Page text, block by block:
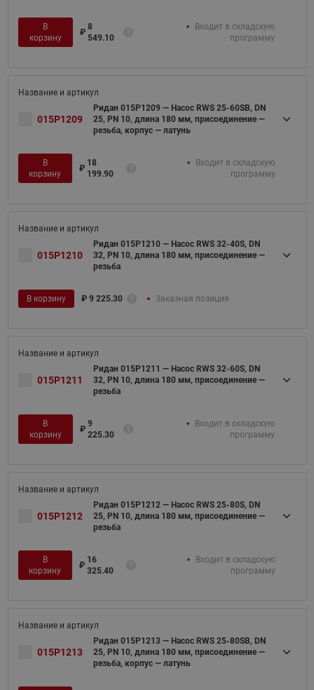
В
корзину
₽
8
549.10
Входит в складскую
программу
015P1209
Ридан 015P1209 — Насос RWS 25-60SB, DN
25, PN 10, длина 180 мм, присоединение —
резьба, корпус — латунь
В
корзину
₽
18
199.90
Входит в складскую
программу
015P1210
Ридан 015P1210 — Насос RWS 32-40S, DN
32, PN 10, длина 180 мм, присоединение —
резьба
В корзину ₽ 9 225.30 Заказная позиция
015P1211
Ридан 015P1211 — Насос RWS 32-60S, DN
32, PN 10, длина 180 мм, присоединение —
резьба
В
корзину
₽
9
225.30
Входит в складскую
программу
015P1212
Ридан 015P1212 — Насос RWS 25-80S, DN
25, PN 10, длина 180 мм, присоединение —
резьба
В
корзину
₽
16
325.40
Входит в складскую
программу
015P1213
Ридан 015P1213 — Насос RWS 25-80SB, DN
25, PN 10, длина 180 мм, присоединение —
резьба, корпус — латунь